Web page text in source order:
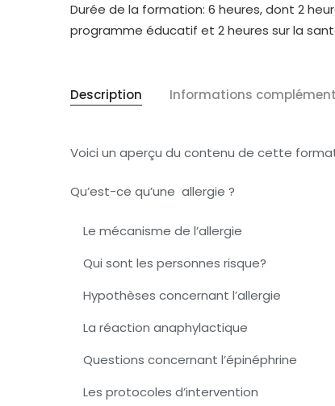
Durée de la formation: 6 heures, dont 2
programme éducatif et 2 heures sur la
Description Informations
Voici un aperçu du contenu de cette
Qu’est-ce qu’une allergie ?
Le mécanisme de l’allergie
Qui sont les personnes risque?
Hypothèses concernant l’allergie
La réaction anaphylactique
Questions concernant l’épinéphrine
Les protocoles d’intervention